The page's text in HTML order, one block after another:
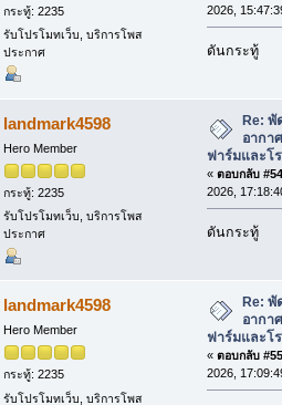
กระทู้: 2235
รับโปรโมทเว็บ, บริการโพส
ประกาศ
2026,
ดันกระทู้
landmark4598
Hero Member
กระทู้: 2235
รับโปรโมทเว็บ, บริการโพส
ประกาศ
Re: พั
อากา
ฟาร์มและโ
« ตอบกลับ
2026,
ดันกระทู้
landmark4598
Hero Member
กระทู้: 2235
รับโปรโมทเว็บ, บริการโพส
Re:
อากา
ฟาร์มและโ
« ตอบกลับ
2026,